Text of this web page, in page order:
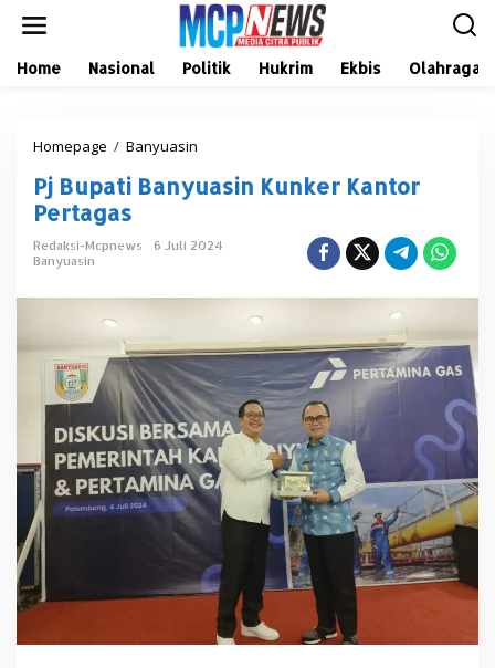
Home Nasional Politik Hukrim Ekbis Olahraga
Homepage / Banyuasin
B
a
n
y
u
a
s
i
n
K
u
e
r
n
Pj Bupati Banyuasin Kunker Kantor
Pertagas
Redaksi-Mcpnews
6 Juli 2024
Banyuasin